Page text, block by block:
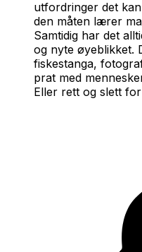
utfordringer det
den måten lærer
Samtidig har det
og nyte øyeblikket.
fiskestanga,
prat med
Eller rett og slett